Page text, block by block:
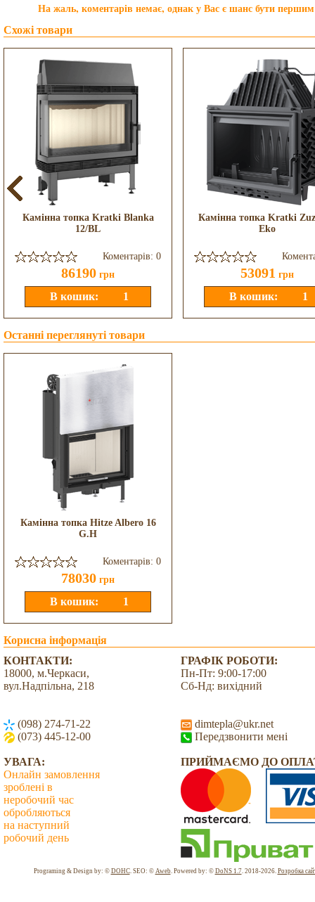
На жаль, коментарів немає, однак у Вас є шанс бути
Схожі товари
Камінна топка Kratki Blanka
12/BL
Коментарів: 0
86190 грн
Камінна топка Kratki
Eko
53091 грн
Останні переглянуті товари
Камінна топка Hitze Albero 16
G.H
Коментарів: 0
78030 грн
Корисна інформація
КОНТАКТИ:
18000, м.Черкаси,
вул.Надпільна, 218
(098) 274-71-22
(073) 445-12-00
ГРАФІК РОБОТИ:
Пн-Пт: 9:00-17:00
Сб-Нд: вихідний
dimtepla@ukr.net
Передзвонити мені
УВАГА:
Онлайн замовлення
зроблені в
неробочий час
обробляються
на наступний
робочий день
ПРИЙМАЄМО ДО
Programing & Design by: © DOHC. SEO: © Aweb. Powered by: © DoNS 1.7. 2018-2026. Розробка